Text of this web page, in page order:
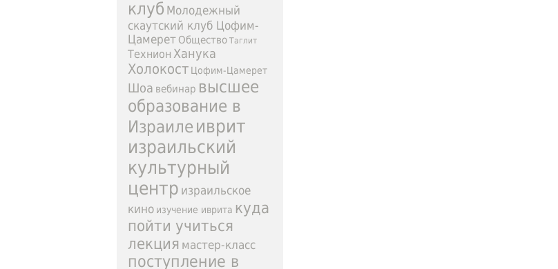
клуб Молодежный
скаутский клуб Цофим-
Цамерет Общество Таглит
Технион Ханука
Холокост Цофим-Цамерет
Шоа вебинар высшее
образование в
Израиле иврит
израильский
культурный
центр израильское
кино изучение иврита куда
пойти учиться
лекция мастер-класс
поступление в